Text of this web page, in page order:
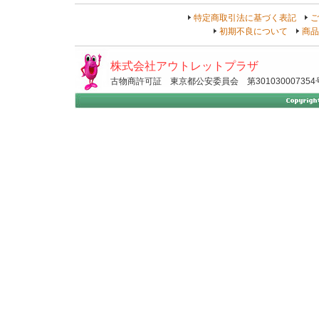
特定商取引法に基づく表記
初期不良について
商
株式会社アウトレットプラザ
古物商許可証 東京都公安委員会 第301030007354